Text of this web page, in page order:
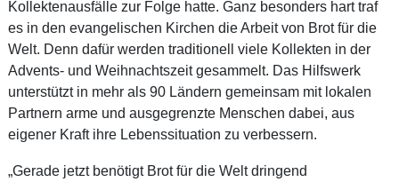
Kollektenausfälle zur Folge hatte. Ganz besonders hart traf
es in den evangelischen Kirchen die Arbeit von Brot für die
Welt. Denn dafür werden traditionell viele Kollekten in der
Advents- und Weihnachtszeit gesammelt. Das Hilfswerk
unterstützt in mehr als 90 Ländern gemeinsam mit lokalen
Partnern arme und ausgegrenzte Menschen dabei, aus
eigener Kraft ihre Lebenssituation zu verbessern.
„Gerade jetzt benötigt Brot für die Welt dringend